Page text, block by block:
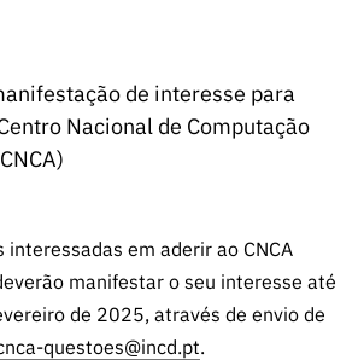
de interesse para
Nacional de Computação
interessadas em aderir ao CNCA
manifestar o seu interesse até
de 2025, através de envio de
questoes@incd.pt.